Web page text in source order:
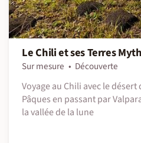
Le Chili et ses Terres
Sur mesure
Découverte
Voyage au Chili avec le
Pâques en passant par
la vallée de la lune